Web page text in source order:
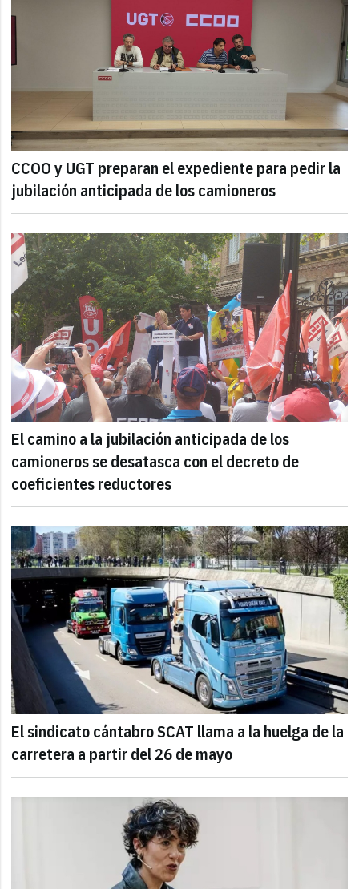
CCOO y UGT preparan el expediente para pedir la
jubilación anticipada de los camioneros
El camino a la jubilación anticipada de los
camioneros se desatasca con el decreto de
coeficientes reductores
El sindicato cántabro SCAT llama a la huelga de la
carretera a partir del 26 de mayo